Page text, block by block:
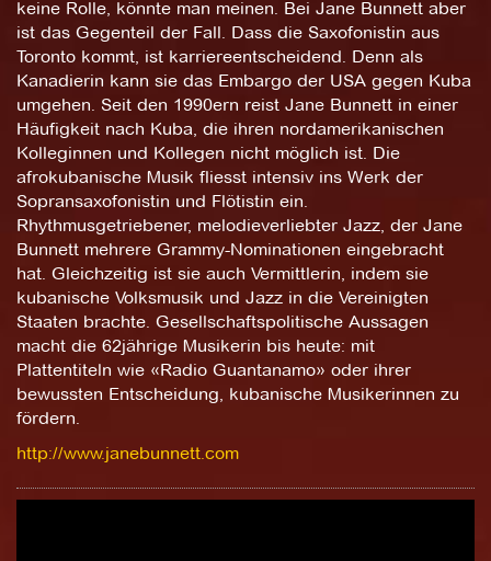
keine Rolle, könnte man meinen. Bei Jane Bunnett aber
ist das Gegenteil der Fall. Dass die Saxofonistin aus
Toronto kommt, ist karriereentscheidend. Denn als
Kanadierin kann sie das Embargo der USA gegen Kuba
umgehen. Seit den 1990ern reist Jane Bunnett in einer
Häufigkeit nach Kuba, die ihren nordamerikanischen
Kolleginnen und Kollegen nicht möglich ist. Die
afrokubanische Musik fliesst intensiv ins Werk der
Sopransaxofonistin und Flötistin ein.
Rhythmusgetriebener, melodieverliebter Jazz, der Jane
Bunnett mehrere Grammy-Nominationen eingebracht
hat. Gleichzeitig ist sie auch Vermittlerin, indem sie
kubanische Volksmusik und Jazz in die Vereinigten
Staaten brachte. Gesellschaftspolitische Aussagen
macht die 62jährige Musikerin bis heute: mit
Plattentiteln wie «Radio Guantanamo» oder ihrer
bewussten Entscheidung, kubanische Musikerinnen zu
fördern.
http://www.janebunnett.com